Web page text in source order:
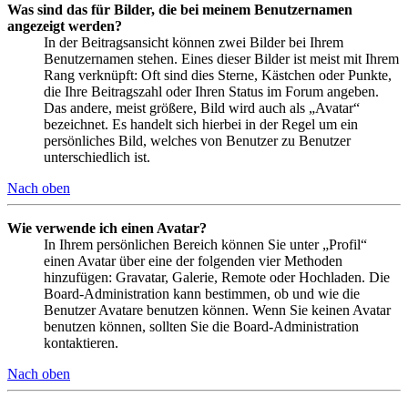
Was sind das für Bilder, die bei meinem Benutzernamen
angezeigt werden?
In der Beitragsansicht können zwei Bilder bei Ihrem
Benutzernamen stehen. Eines dieser Bilder ist meist mit Ihrem
Rang verknüpft: Oft sind dies Sterne, Kästchen oder Punkte,
die Ihre Beitragszahl oder Ihren Status im Forum angeben.
Das andere, meist größere, Bild wird auch als „Avatar“
bezeichnet. Es handelt sich hierbei in der Regel um ein
persönliches Bild, welches von Benutzer zu Benutzer
unterschiedlich ist.
Nach oben
Wie verwende ich einen Avatar?
In Ihrem persönlichen Bereich können Sie unter „Profil“
einen Avatar über eine der folgenden vier Methoden
hinzufügen: Gravatar, Galerie, Remote oder Hochladen. Die
Board-Administration kann bestimmen, ob und wie die
Benutzer Avatare benutzen können. Wenn Sie keinen Avatar
benutzen können, sollten Sie die Board-Administration
kontaktieren.
Nach oben